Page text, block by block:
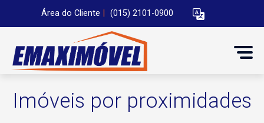
Área do Cliente (015) 2101-0900
Imóveis por proximidades